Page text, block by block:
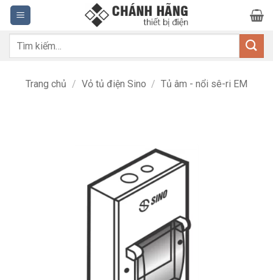
Bỏ
qua
nội
dung
Tìm
Trang chủ / Vỏ tủ điện Sino / Tủ âm - nổi sê-ri EM